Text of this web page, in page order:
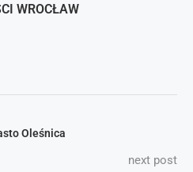
WROCŁAW
Oleśnica
next post